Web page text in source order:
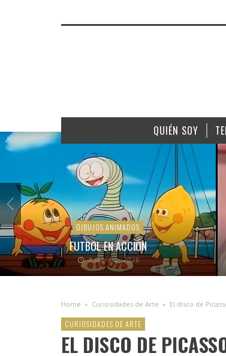
QUIÉN SOY
DIBUJOS ANIMADOS
FUTBOL EN ACCIÓN
8 febrero, 2026
Home » Curiosidades de Arte » El disco de
CURIOSIDADES DE ARTE
EL DISCO DE